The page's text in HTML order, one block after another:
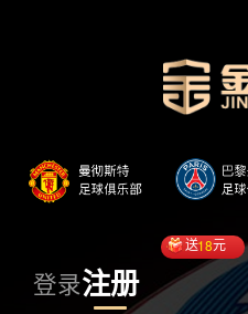
登录注册
送18元